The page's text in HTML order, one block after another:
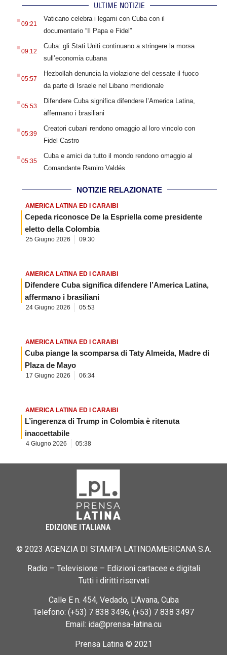
ULTIME NOTIZIE
.09:21
Vaticano celebra i legami con Cuba con il
documentario “Il Papa e Fidel”
.09:12
Cuba: gli Stati Uniti continuano a stringere la morsa
sull’economia cubana
.05:57
Hezbollah denuncia la violazione del cessate il fuoco
da parte di Israele nel Libano meridionale
.05:53
Difendere Cuba significa difendere l’America Latina,
affermano i brasiliani
.05:39
Creatori cubani rendono omaggio al loro vincolo con
Fidel Castro
.05:35
Cuba e amici da tutto il mondo rendono omaggio al
Comandante Ramiro Valdés
NOTIZIE RELAZIONATE
AMERICA LATINA ED I CARAIBI
Cepeda riconosce De la Espriella come presidente
eletto della Colombia
25 Giugno 2026 09:30
AMERICA LATINA ED I CARAIBI
Difendere Cuba significa difendere l’America Latina,
affermano i brasiliani
24 Giugno 2026 05:53
AMERICA LATINA ED I CARAIBI
Cuba piange la scomparsa di Taty Almeida, Madre di
Plaza de Mayo
17 Giugno 2026 06:34
AMERICA LATINA ED I CARAIBI
L’ingerenza di Trump in Colombia è ritenuta
inaccettabile
4 Giugno 2026 05:38
EDIZIONE ITALIANA
© 2023 AGENZIA DI STAMPA LATINOAMERICANA S.A.
Radio – Televisione – Edizioni cartacee e digitali
Tutti i diritti riservati
Calle E n. 454, Vedado, L’Avana, Cuba
Telefono: (+53) 7 838 3496, (+53) 7 838 3497
Email: ida@prensa-latina.cu
Prensa Latina © 2021